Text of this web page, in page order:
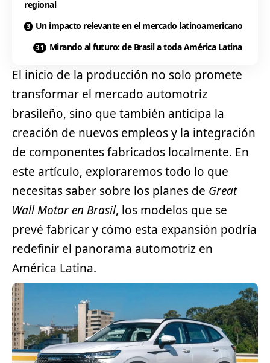
regional
Un impacto relevante en el mercado latinoamericano
Mirando al futuro: de Brasil a toda América Latina
El inicio de la producción no solo promete
transformar el mercado automotriz
brasileño, sino que también anticipa la
creación de nuevos empleos y la integración
de componentes fabricados localmente. En
este artículo, exploraremos todo lo que
necesitas saber sobre los planes de Great
Wall Motor en Brasil, los modelos que se
prevé fabricar y cómo esta expansión podría
redefinir el panorama automotriz en
América Latina.